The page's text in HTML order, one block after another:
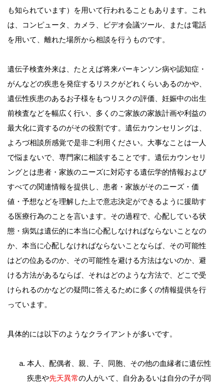
も知られています）を用いて行われることもあります。これ
は、コンピュータ、カメラ、ビデオ会議ツール、または電話
を用いて、離れた場所から相談を行うものです。
遺伝子検査外来は、たとえば将来パーキンソン病や認知症・
がんなどの疾患を発症するリスクがどれくらいあるのかや、
遺伝性疾患のあるお子様をもつリスクの評価、妊娠中の出生
前検査などを幅広く行い、多くのご家族の家族計画や利益の
最大化に資するのがその役割です。遺伝カウンセリングは、
よろづ相談所感覚で是非ご利用ください。大事なことは一人
で悩まないで、専門家に相談することです。遺伝カウンセリ
ングとは患者・家族のニーズに対応する遺伝学的情報および
すべての関連情報を提供し、患者・家族がそのニーズ・価
値・予想などを理解した上で意志決定ができるように援助す
る医療行為のことを言います。その過程で、心配している状
態・病気は遺伝的に本当に心配しなければならないことなの
か、本当に心配しなければならないことならば、その可能性
はどの位あるのか、その可能性を避ける方法はないのか、避
ける方法があるならば、それはどのような方法で、どこで受
けられるのかなどの疑問に答えるために多くの情報提供を行
っています。
具体的には以下のようなクライアントが多いです。
本人、配偶者、親、子、同胞、その他の血縁者に遺伝性
疾患や先天異常の人がいて、自分あるいは自分の子が同